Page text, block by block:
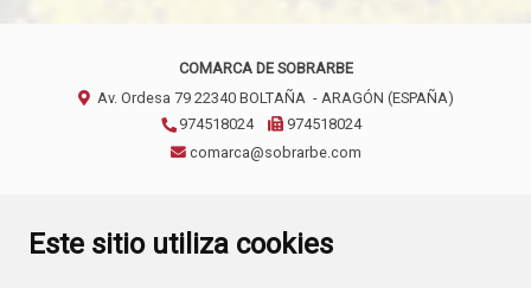
Este sitio utiliza cookies
COMARCA DE SOBRARBE
Av. Ordesa 79 22340 BOLTAÑA - ARAGÓN (ESPAÑA)
974518024
974518024
comarca@sobrarbe.com